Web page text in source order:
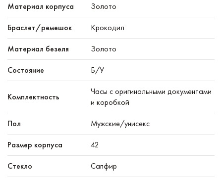
Материал корпуса Золото
Браслет/ремешок Крокодил
Материал безеля Золото
Состояние Б/У
Комплектность
Часы с оригинальными документами
и коробкой
Пол Мужские/унисекс
Размер корпуса 42
Стекло Сапфир